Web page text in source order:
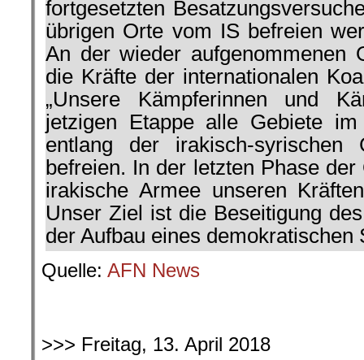
fortgesetzten
übrigen Orte vom IS befreien
An der wieder aufgenommenen
die Kräfte der internationalen
„Unsere Kämpferinnen und
jetzigen Etappe alle Gebiete
entlang der irakisch-syrischen
befreien. In der letzten Phase
irakische Armee unseren
Unser Ziel ist die Beseitigung
der Aufbau eines demokratischen
Quelle: AFN News
>>> Freitag, 13. April 2018